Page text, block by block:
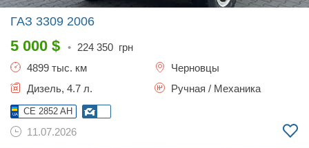
ГАЗ 3309 2006
5 000 $ • 224 350 грн
4899 тыс. км
Черновцы
Дизель, 4.7 л.
Ручная / Механика
CE 2852 AH
11.07.2026